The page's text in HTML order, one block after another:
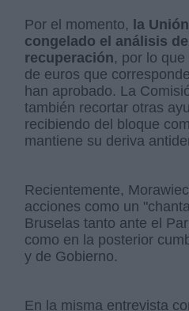
Por el momento, la
congelado el análisis
recuperación, por lo
de euros que
han aprobado. La
también recortar otras
recibiendo del bloque
mantiene su deriva
Recientemente,
acciones como un
Bruselas tanto ante el
como en la posterior
y de Gobierno.
En la misma entrevista